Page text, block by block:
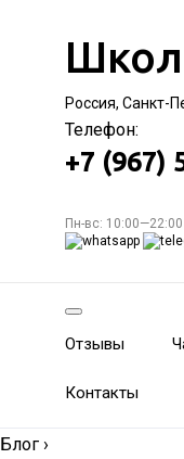
Россия, Санкт-
Телефон:
+7 (967)
Пн-вс:
Отзывы
Контакты
Блог ›